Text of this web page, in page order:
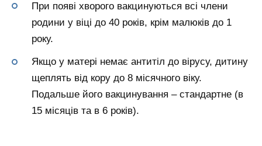
При появі хворого вакцинуються всі члени
родини у віці до 40 років, крім малюків до 1
року.
Якщо у матері немає антитіл до вірусу, дитину
щеплять від кору до 8 місячного віку.
Подальше його вакцинування – стандартне (в
15 місяців та в 6 років).